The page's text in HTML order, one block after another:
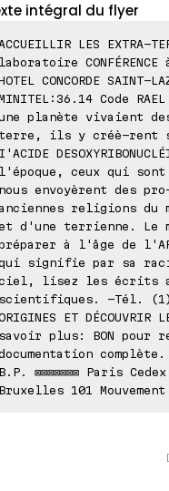
intégral du flyer
ACCUEILLIR LES EXTRA-
laboratoire
CONCORDE
Code
planète vivaient
terre, ils y créè-rent
I'ACIDE
l'époque, ceux qui
nous envoyèrent des
religions du
d'une terrienne. Le
à l'âge de
signifie par sa
lisez les écrits
scientifiques. -Tél.
ET
savoir plus: BON pour
complète.
B.P. ⊠⊠⊠⊠⊠⊠⊠ Paris
Bruxelles 101